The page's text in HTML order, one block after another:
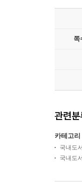
쪽
관련
카테고리
국내도서
국내도서